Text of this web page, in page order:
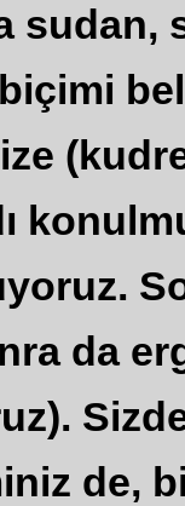
sudan,
biçimi
da
de,